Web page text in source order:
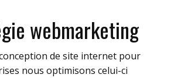
webmarketing
de site internet pour
nous optimisons celui-ci